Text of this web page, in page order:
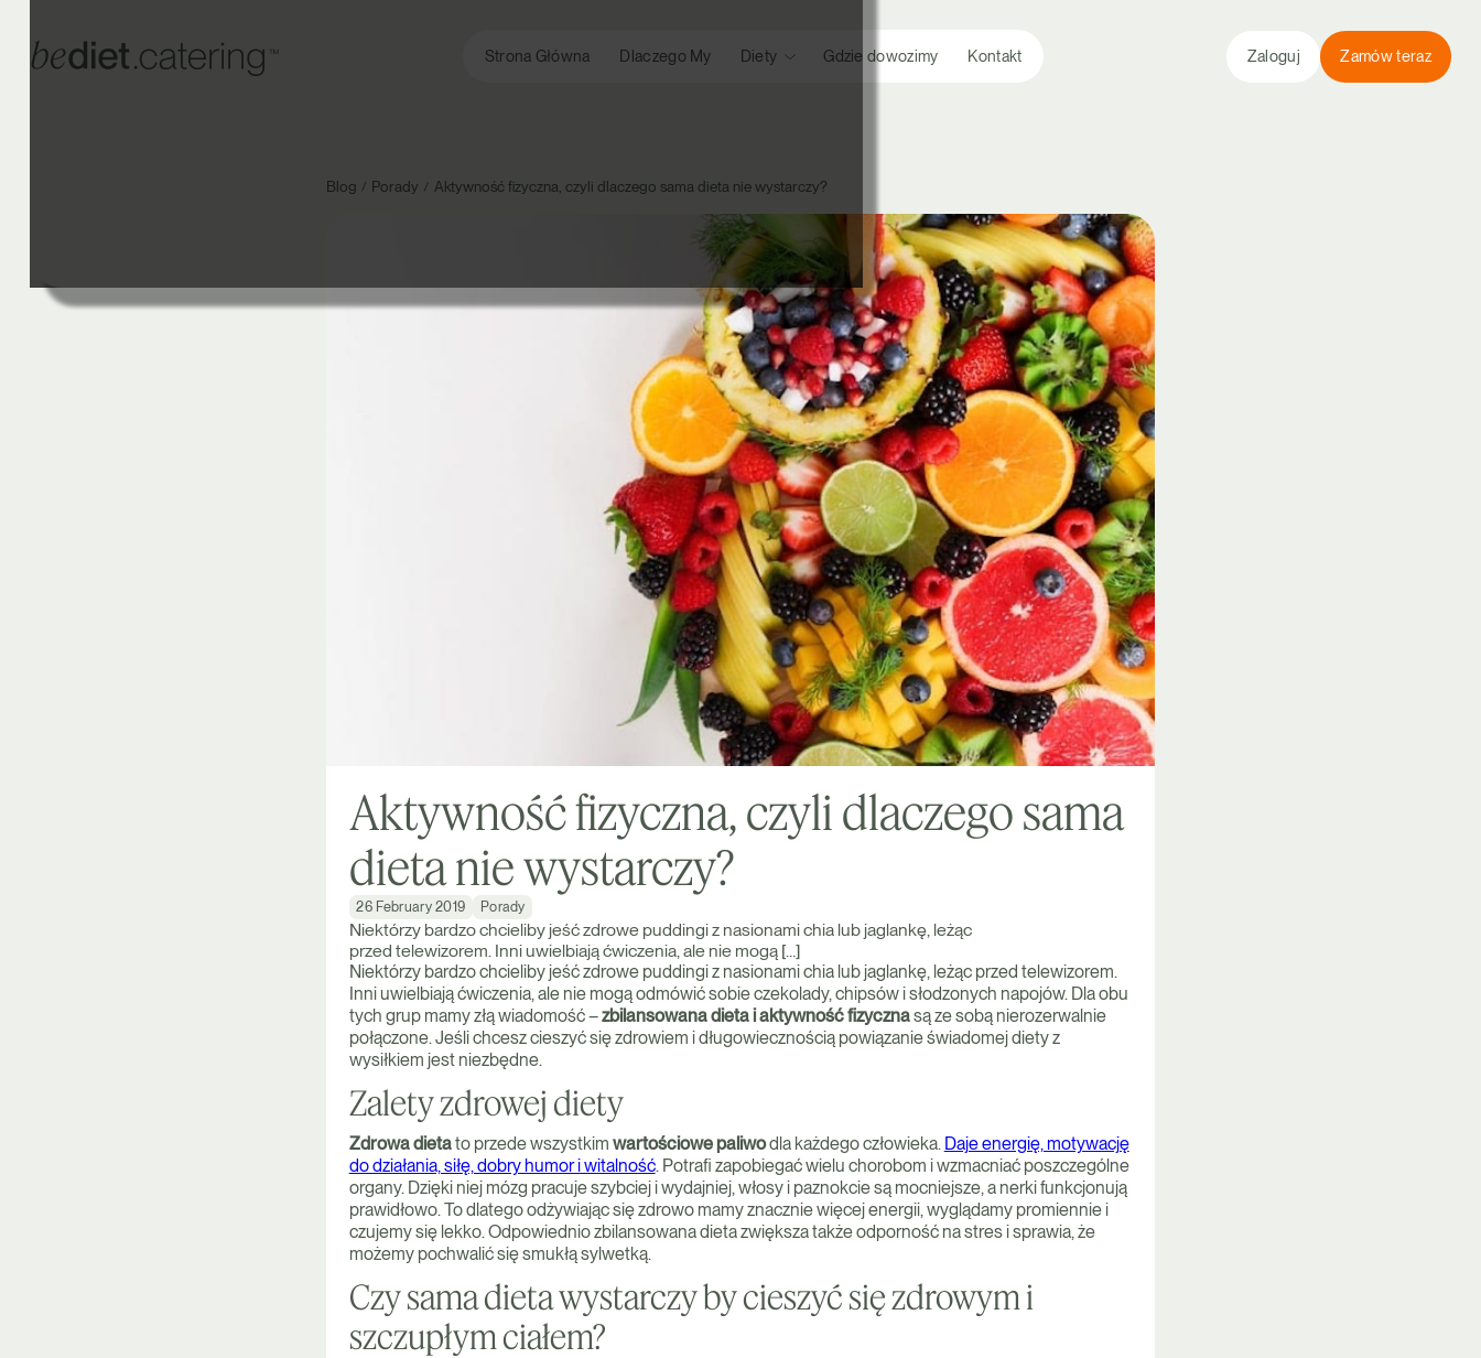
Strona Główna Dlaczego My Diety Gdzie dowozimy Kontakt Zaloguj Zamów teraz
Blog Porady Aktywność fizyczna, czyli dlaczego sama dieta nie wystarczy?
Aktywność fizyczna, czyli dlaczego sama
dieta nie wystarczy?
26 February 2019 Porady
Niektórzy bardzo chcieliby jeść zdrowe puddingi z nasionami chia lub jaglankę, leżąc
przed telewizorem. Inni uwielbiają ćwiczenia, ale nie mogą […]
Niektórzy bardzo chcieliby jeść zdrowe puddingi z nasionami chia lub jaglankę, leżąc przed telewizorem.
Inni uwielbiają ćwiczenia, ale nie mogą odmówić sobie czekolady, chipsów i słodzonych napojów. Dla obu
tych grup mamy złą wiadomość –zbilansowana dieta i aktywność fizycznasą ze sobą nierozerwalnie
połączone. Jeśli chcesz cieszyć się zdrowiem i długowiecznością powiązanie świadomej diety z
wysiłkiem jest niezbędne.
Zalety zdrowej diety
Zdrowa dietato przede wszystkim wartościowe paliwodla każdego człowieka. Daje energię, motywację
do działania, siłę, dobry humor i witalność. Potrafi zapobiegać wielu chorobom i wzmacniać poszczególne
organy. Dzięki niej mózg pracuje szybciej i wydajniej, włosy i paznokcie są mocniejsze, a nerki funkcjonują
prawidłowo. To dlatego odżywiając się zdrowo mamy znacznie więcej energii, wyglądamy promiennie i
czujemy się lekko. Odpowiednio zbilansowana dieta zwiększa także odporność na stres i sprawia, że
możemy pochwalić się smukłą sylwetką.
Czy sama dieta wystarczy by cieszyć się zdrowym i
szczupłym ciałem?